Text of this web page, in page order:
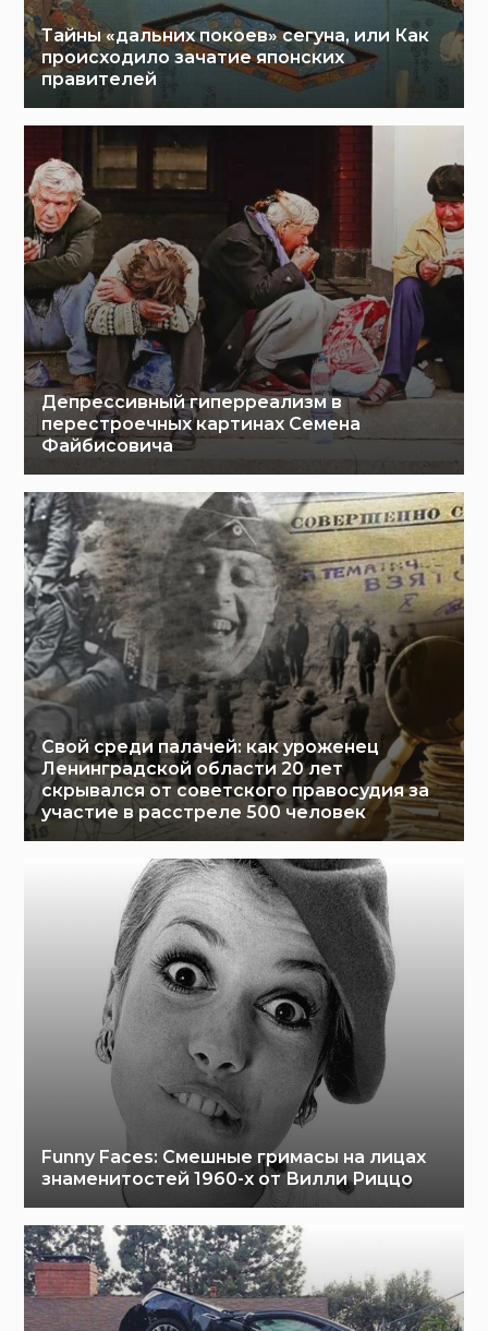
Тайны «дальних покоев» сегуна, или Как
происходило зачатие японских
правителей
Депрессивный гиперреализм в
перестроечных картинах Семена
Файбисовича
Свой среди палачей: как уроженец
Ленинградской области 20 лет
скрывался от советского правосудия за
участие в расстреле 500 человек
Funny Faces: Cмешные гримасы на лицах
знаменитостей 1960-х от Вилли Риццо